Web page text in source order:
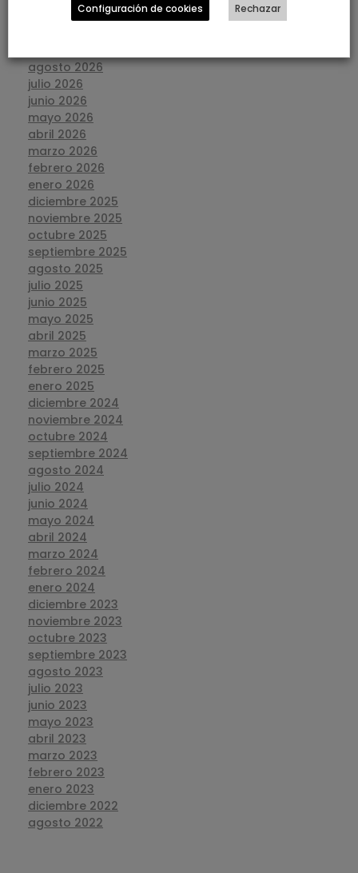
ARCHIVOS
agosto 2026
julio 2026
junio 2026
mayo 2026
abril 2026
marzo 2026
febrero 2026
enero 2026
diciembre 2025
noviembre 2025
octubre 2025
septiembre 2025
agosto 2025
julio 2025
junio 2025
mayo 2025
abril 2025
marzo 2025
febrero 2025
enero 2025
diciembre 2024
noviembre 2024
octubre 2024
septiembre 2024
agosto 2024
julio 2024
junio 2024
mayo 2024
abril 2024
marzo 2024
febrero 2024
enero 2024
diciembre 2023
noviembre 2023
octubre 2023
septiembre 2023
agosto 2023
julio 2023
junio 2023
mayo 2023
abril 2023
marzo 2023
febrero 2023
enero 2023
diciembre 2022
agosto 2022
Configuración de cookies Rechazar